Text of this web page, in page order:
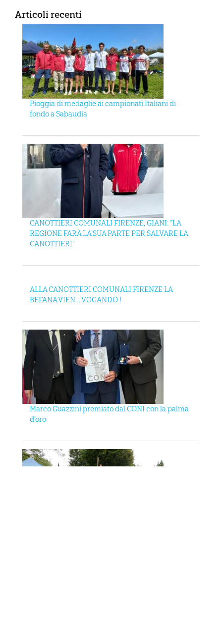
Articoli recenti
Pioggia di medaglie ai campionati Italiani di
fondo a Sabaudia
CANOTTIERI COMUNALI FIRENZE, GIANI: “LA
REGIONE FARÀ LA SUA PARTE PER SALVARE LA
CANOTTIERI”
ALLA CANOTTIERI COMUNALI FIRENZE LA
BEFANA VIEN… VOGANDO !
Marco Guazzini premiato dal CONI con la palma
d’oro